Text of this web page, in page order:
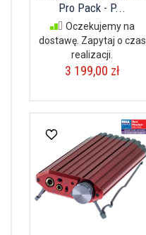
Pro Pack - P...
Oczekujemy na
dostawę. Zapytaj o czas
realizacji.
3 199,00 zł